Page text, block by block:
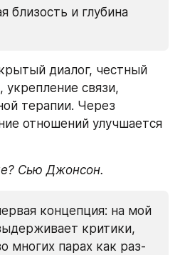
близость и глубина
диалог, честный
укрепление связи,
терапии. Через
отношений улучшается
Сью Джонсон.
концепция: на мой
критики,
многих парах как раз-